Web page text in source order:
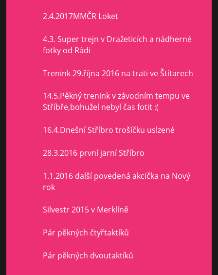
2.4.2017MMČR Loket
4.3. Super trejn v Dražeticích a nádherné
fotky od Rádi
Trenink 29.října 2016 na trati ve Štítarech
14.5.Pěkný trenink v závodním tempu ve
Stříbře,bohužel nebyl čas fotit :(
16.4.Dnešní Stříbro trošíčku uslzené
28.3.2016 první jarní Stříbro
1.1.2016 další povedená akcička na Nový
rok
Silvestr 2015 v Merklíně
Pár pěkných čtyřtaktíků
Pár pěkných dvoutaktíků